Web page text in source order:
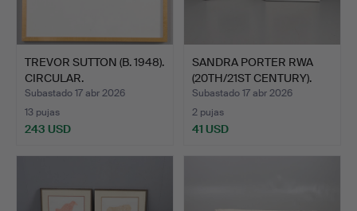
TREVOR SUTTON (B. 1948).
CIRCULAR.
Subastado 17 abr 2026
13 pujas
243 USD
SANDRA PORTER RWA
(20TH/21ST CENTURY).
GRA…
Subastado 17 abr 2026
2 pujas
41 USD